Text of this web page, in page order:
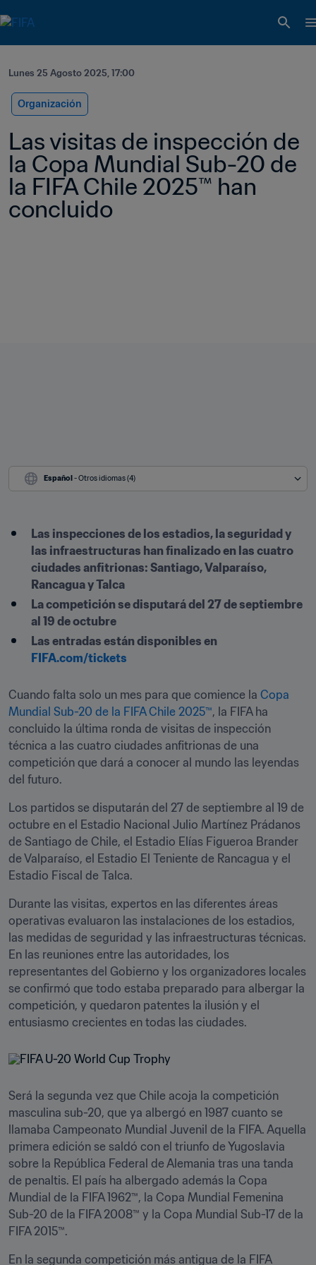
Lunes 25 Agosto 2025, 17:00
Organización
Las visitas de inspección de
la Copa Mundial Sub-20 de
la FIFA Chile 2025™ han
concluido
Español - Otros idiomas (4)
Las inspecciones de los estadios, la seguridad y
las infraestructuras han finalizado en las cuatro
ciudades anfitrionas: Santiago, Valparaíso,
Rancagua y Talca
La competición se disputará del 27 de septiembre
al 19 de octubre
FIFA.com/tickets
Cuando falta solo un mes para que comience la Copa
Mundial Sub-20 de la FIFA Chile 2025™, la FIFA ha
concluido la última ronda de visitas de inspección
técnica a las cuatro ciudades anfitrionas de una
competición que dará a conocer al mundo las leyendas
del futuro.
Los partidos se disputarán del 27 de septiembre al 19 de
octubre en el Estadio Nacional Julio Martínez Prádanos
de Santiago de Chile, el Estadio Elías Figueroa Brander
de Valparaíso, el Estadio El Teniente de Rancagua y el
Estadio Fiscal de Talca.
Durante las visitas, expertos en las diferentes áreas
operativas evaluaron las instalaciones de los estadios,
las medidas de seguridad y las infraestructuras técnicas.
En las reuniones entre las autoridades, los
representantes del Gobierno y los organizadores locales
se confirmó que todo estaba preparado para albergar la
competición, y quedaron patentes la ilusión y el
entusiasmo crecientes en todas las ciudades.
Será la segunda vez que Chile acoja la competición
masculina sub-20, que ya albergó en 1987 cuanto se
llamaba Campeonato Mundial Juvenil de la FIFA. Aquella
primera edición se saldó con el triunfo de Yugoslavia
sobre la República Federal de Alemania tras una tanda
de penaltis. El país ha albergado además la Copa
Mundial de la FIFA 1962™, la Copa Mundial Femenina
Sub-20 de la FIFA 2008™ y la Copa Mundial Sub-17 de la
FIFA 2015™.
En la segunda competición más antigua de la FIFA